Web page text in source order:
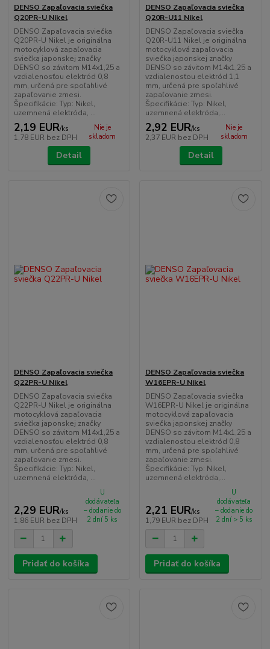
DENSO Zapaľovacia sviečka
Q20PR-U Nikel
DENSO Zapaľovacia sviečka
Q20PR-U Nikel je originálna
motocyklová zapaľovacia
sviečka japonskej značky
DENSO so závitom M14x1,25 a
vzdialenosťou elektród 0,8
mm, určená pre spoľahlivé
zapaľovanie zmesi.
Špecifikácie: Typ: Nikel,
uzemnená elektróda, ...
2,19 EUR/ks
1,78 EUR bez DPH
Nie je
skladom
Detail
DENSO Zapaľovacia sviečka
Q20R-U11 Nikel
DENSO Zapaľovacia sviečka
Q20R-U11 Nikel je originálna
motocyklová zapaľovacia
sviečka japonskej značky
DENSO so závitom M14x1,25 a
vzdialenosťou elektród 1,1
mm, určená pre spoľahlivé
zapaľovanie zmesi.
Špecifikácie: Typ: Nikel,
uzemnená elektróda,...
2,92 EUR/ks
2,37 EUR bez DPH
Nie je
skladom
Detail
DENSO Zapaľovacia sviečka
Q22PR-U Nikel
DENSO Zapaľovacia sviečka
Q22PR-U Nikel je originálna
motocyklová zapaľovacia
sviečka japonskej značky
DENSO so závitom M14x1,25 a
vzdialenosťou elektród 0,8
mm, určená pre spoľahlivé
zapaľovanie zmesi.
Špecifikácie: Typ: Nikel,
uzemnená elektróda, ...
2,29 EUR/ks
1,86 EUR bez DPH
U
dodávateľa
– dodanie do
2 dní 5 ks
Pridať do košíka
DENSO Zapaľovacia sviečka
W16EPR-U Nikel
DENSO Zapaľovacia sviečka
W16EPR-U Nikel je originálna
motocyklová zapaľovacia
sviečka japonskej značky
DENSO so závitom M14x1,25 a
vzdialenosťou elektród 0,8
mm, určená pre spoľahlivé
zapaľovanie zmesi.
Špecifikácie: Typ: Nikel,
uzemnená elektróda,...
2,21 EUR/ks
1,79 EUR bez DPH
U
dodávateľa
– dodanie do
2 dní > 5 ks
Pridať do košíka